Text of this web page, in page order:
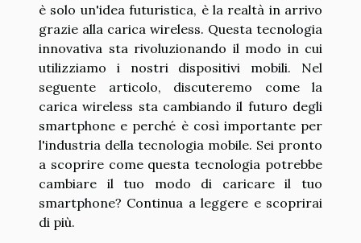
è solo un'idea futuristica, è la realtà in arrivo
grazie alla carica wireless. Questa tecnologia
innovativa sta rivoluzionando il modo in cui
utilizziamo i nostri dispositivi mobili. Nel
seguente articolo, discuteremo come la
carica wireless sta cambiando il futuro degli
smartphone e perché è così importante per
l'industria della tecnologia mobile. Sei pronto
a scoprire come questa tecnologia potrebbe
cambiare il tuo modo di caricare il tuo
smartphone? Continua a leggere e scoprirai
di più.